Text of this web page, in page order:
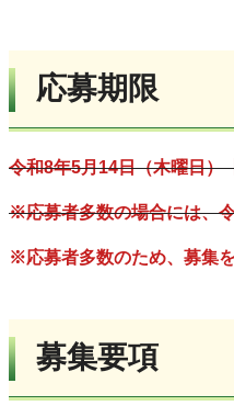
応募期限
令和8年5月14日（木曜日）
※応募者多数の場合には、
※応募者多数のため、募集
募集要項